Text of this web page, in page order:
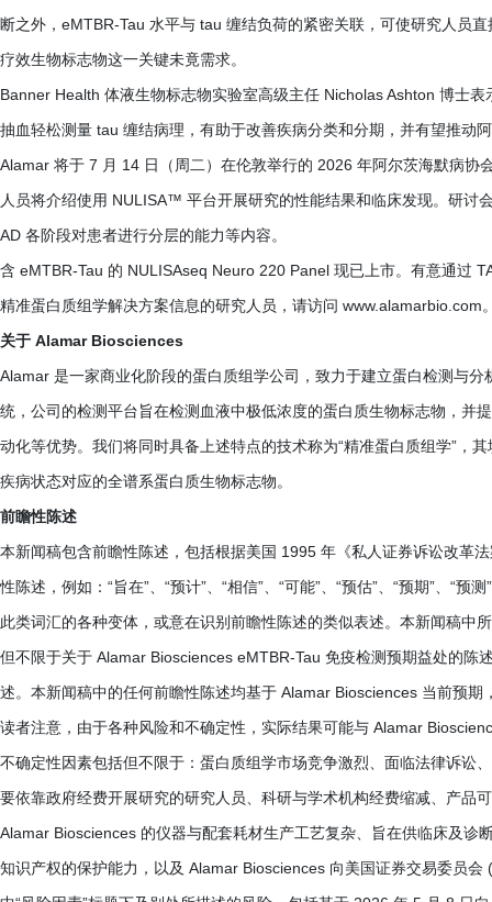
断之外，eMTBR-Tau 水平与 tau 缠结负荷的紧密关联，可使研究人员
疗效生物标志物这一关键未竟需求。
Banner Health 体液生物标志物实验室高级主任 Nicholas Ashton 博士
抽血轻松测量 tau 缠结病理，有助于改善疾病分类和分期，并有望推动
Alamar 将于 7 月 14 日（周二）在伦敦举行的 2026 年阿尔茨海默病协
人员将介绍使用 NULISA™ 平台开展研究的性能结果和临床发现。研讨
AD 各阶段对患者进行分层的能力等内容。
含 eMTBR-Tau 的 NULISAseq Neuro 220 Panel 现已上市。有意通过
精准蛋白质组学解决方案信息的研究人员，请访问 www.alamarbio.com
关于 Alamar Biosciences
Alamar 是一家商业化阶段的蛋白质组学公司，致力于建立蛋白检测与
统，公司的检测平台旨在检测血液中极低浓度的蛋白质生物标志物，并
动化等优势。我们将同时具备上述特点的技术称为“精准蛋白质组学”，
疾病状态对应的全谱系蛋白质生物标志物。
前瞻性陈述
本新闻稿包含前瞻性陈述，包括根据美国 1995 年《私人证券诉讼改革
性陈述，例如：“旨在”、“预计”、“相信”、“可能”、“预估”、“预期”、“预
此类词汇的各种变体，或意在识别前瞻性陈述的类似表述。本新闻稿中
但不限于关于 Alamar Biosciences eMTBR-Tau 免疫检测预期益处的陈
述。本新闻稿中的任何前瞻性陈述均基于 Alamar Biosciences 当前预
读者注意，由于各种风险和不确定性，实际结果可能与 Alamar
不确定性因素包括但不限于：蛋白质组学市场竞争激烈、面临法律诉讼
要依靠政府经费开展研究的研究人员、科研与学术机构经费缩减、产品
Alamar Biosciences 的仪器与配套耗材生产工艺复杂、旨在供临床及
知识产权的保护能力，以及 Alamar Biosciences 向美国证券交易委员